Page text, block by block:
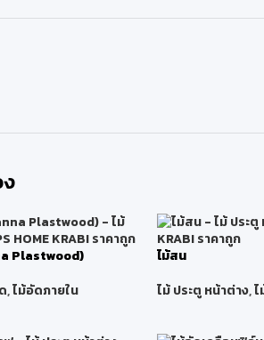
Plastwood)
,ไม้อัดภายใน
ไม้สน
ไม้ ประตู หน้าต่าง,